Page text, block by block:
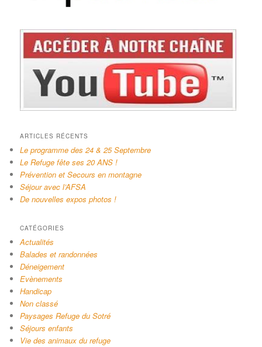
ARTICLES RÉCENTS
Le programme des 24 & 25 Septembre
Le Refuge fête ses 20 ANS !
Prévention et Secours en montagne
Séjour avec l’AFSA
De nouvelles expos photos !
CATÉGORIES
Actualités
Balades et randonnées
Déneigement
Evènements
Handicap
Non classé
Paysages Refuge du Sotré
Séjours enfants
Vie des animaux du refuge